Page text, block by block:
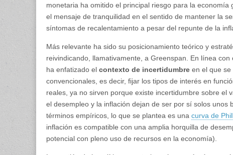
monetaria ha omitido el principal riesgo para la
el mensaje de tranquilidad en el sentido de mantener la
síntomas de recalentamiento a pesar del repunte de la
Más relevante ha sido su posicionamiento teórico y
reivindicando, llamativamente, a Greenspan. En línea
ha enfatizado el contexto de incertidumbre en el que
convencionales, es decir, fijar los tipos de interés en
reales, ya no sirven porque existe incertidumbre sobre el
el desempleo y la inflación dejan de ser por sí solos
términos empíricos, lo que se plantea es una curva de
inflación es compatible con una amplia horquilla de
potencial con pleno uso de recursos en la economía).